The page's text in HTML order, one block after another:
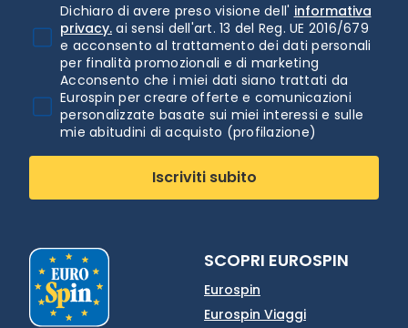
Dichiaro di avere preso visione dell' informativa
privacy. ai sensi dell'art. 13 del Reg. UE 2016/679
e acconsento al trattamento dei dati personali
per finalità promozionali e di marketing
Acconsento che i miei dati siano trattati da
Eurospin per creare offerte e comunicazioni
personalizzate basate sui miei interessi e sulle
mie abitudini di acquisto (profilazione)
Iscriviti subito
SCOPRI EUROSPIN
Eurospin
Eurospin Viaggi